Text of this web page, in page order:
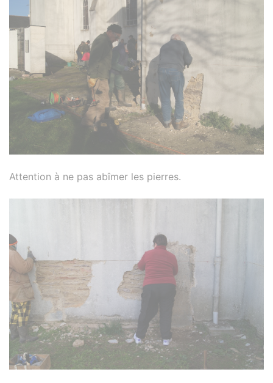
Attention à ne pas abîmer les pierres.